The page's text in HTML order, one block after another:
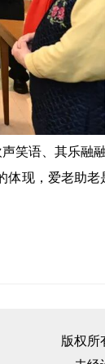
语、其乐融
现，爱老助老
版权所